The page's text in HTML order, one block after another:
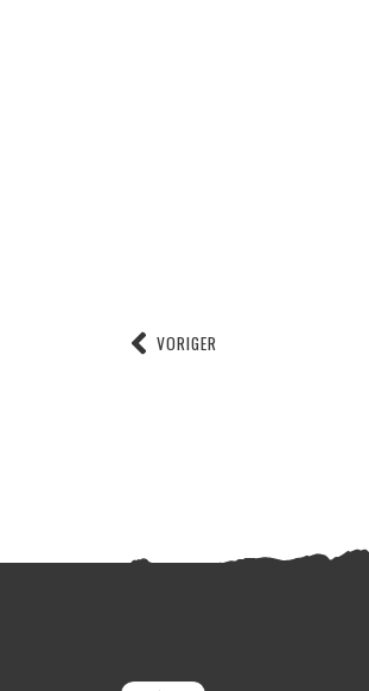
VORIGER